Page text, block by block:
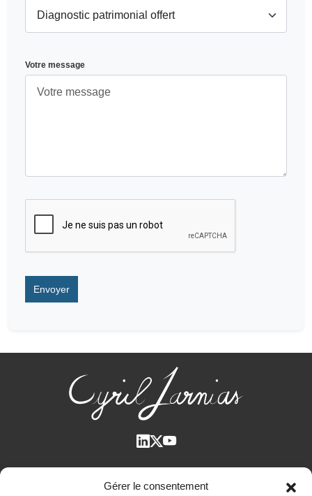
Gérer le consentement
Votre message